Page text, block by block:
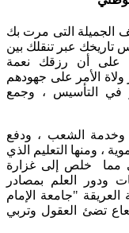
الجميلة التى مرت بك
عبر تنقلك بين
على أن رزقك نعمة
ولاة الأمر على جهودهم
في التأسيس ، وجمع
وخدمة الشعب ، ودفع
، ومنها التعليم الذي
مما خلص إلى غزارة
ودور العلم بمصادر
"جامعة الإمام
تضئ العقول وتربي